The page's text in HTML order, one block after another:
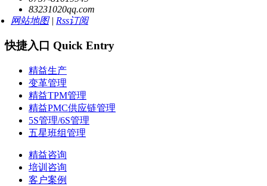
83231020qq.com
网站地图| Rss订阅
快捷入口 Quick Entry
精益生产
变革管理
精益TPM管理
精益PMC供应链管理
5S管理/6S管理
五星班组管理
精益咨询
培训咨询
客户案例